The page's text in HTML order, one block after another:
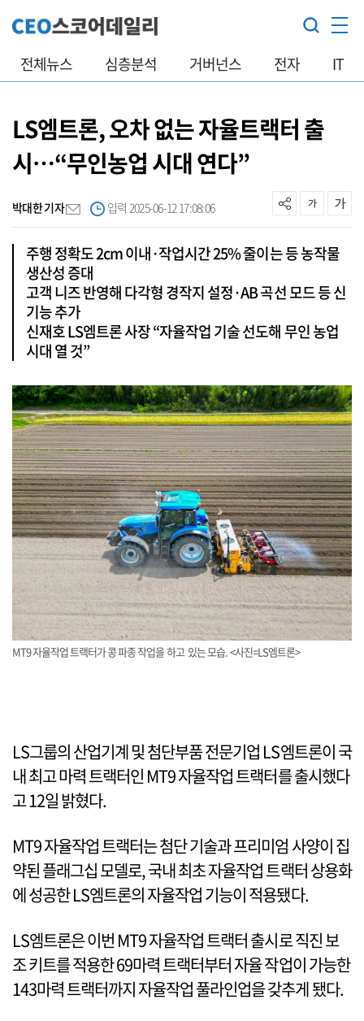
전체뉴스 심층분석 거버넌스 전자 IT
LS엠트론, 오차 없는 자율트랙터 출
시…“무인농업 시대 연다”
박대한 기자 입력 2025-06-12 17:08:06
주행 정확도 2cm 이내·작업시간 25% 줄이는 등 농작물
생산성 증대
고객 니즈 반영해 다각형 경작지 설정·AB 곡선 모드 등 신
기능 추가
신재호 LS엠트론 사장 “자율작업 기술 선도해 무인 농업
시대 열 것”
MT9 자율작업 트랙터가 콩 파종 작업을 하고 있는 모습. <사진=LS엠트론>
LS그룹의 산업기계 및 첨단부품 전문기업 LS엠트론이 국
내 최고 마력 트랙터인 MT9 자율작업 트랙터를 출시했다
고 12일 밝혔다.
MT9 자율작업 트랙터는 첨단 기술과 프리미엄 사양이 집
약된 플래그십 모델로, 국내 최초 자율작업 트랙터 상용화
에 성공한 LS엠트론의 자율작업 기능이 적용됐다.
LS엠트론은 이번 MT9 자율작업 트랙터 출시로 직진 보
조 키트를 적용한 69마력 트랙터부터 자율 작업이 가능한
143마력 트랙터까지 자율작업 풀라인업을 갖추게 됐다.